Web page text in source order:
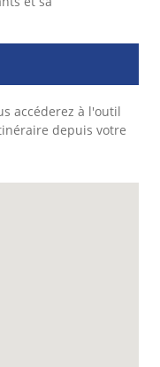
accéderez à l'outil
depuis votre